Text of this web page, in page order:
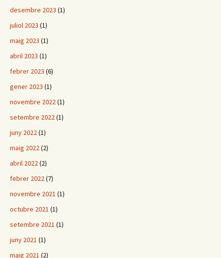
desembre 2023 (1)
juliol 2023 (1)
maig 2023 (1)
abril 2023 (1)
febrer 2023 (6)
gener 2023 (1)
novembre 2022(1)
setembre 2022(1)
juny 2022(1)
maig 2022(2)
abril 2022(2)
febrer 2022(7)
novembre 2021 (1)
octubre 2021 (1)
setembre 2021 (1)
juny 2021 (1)
maig 2021 (2)